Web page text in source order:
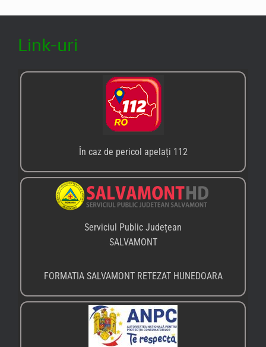
Link-uri
În caz de pericol apelați 112
Serviciul Public Județean
SALVAMONT
FORMATIA SALVAMONT RETEZAT HUNEDOARA